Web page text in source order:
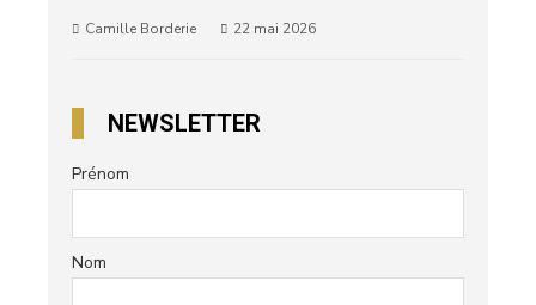
Camille Borderie 22 mai 2026
NEWSLETTER
Prénom
Nom